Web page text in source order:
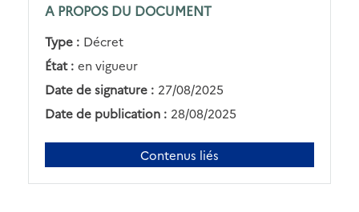
A PROPOS DU DOCUMENT
Type : Décret
État : en vigueur
Date de signature : 27/08/2025
Date de publication : 28/08/2025
Contenus liés